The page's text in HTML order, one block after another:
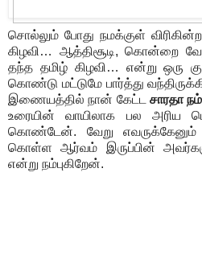
சொல்லும் போது நமக்குள்
கிழவி… ஆத்திசூடி, கொன்றை
தந்த தமிழ் கிழவி… என்று ஒரு
கொண்டு மட்டுமே பார்த்து
இணையத்தில் நான் கேட்ட சாரதா
உரையின் வாயிலாக பல அரிய
கொண்டேன். வேறு
கொள்ள ஆர்வம் இருப்பின்
என்று நம்புகிறேன்.